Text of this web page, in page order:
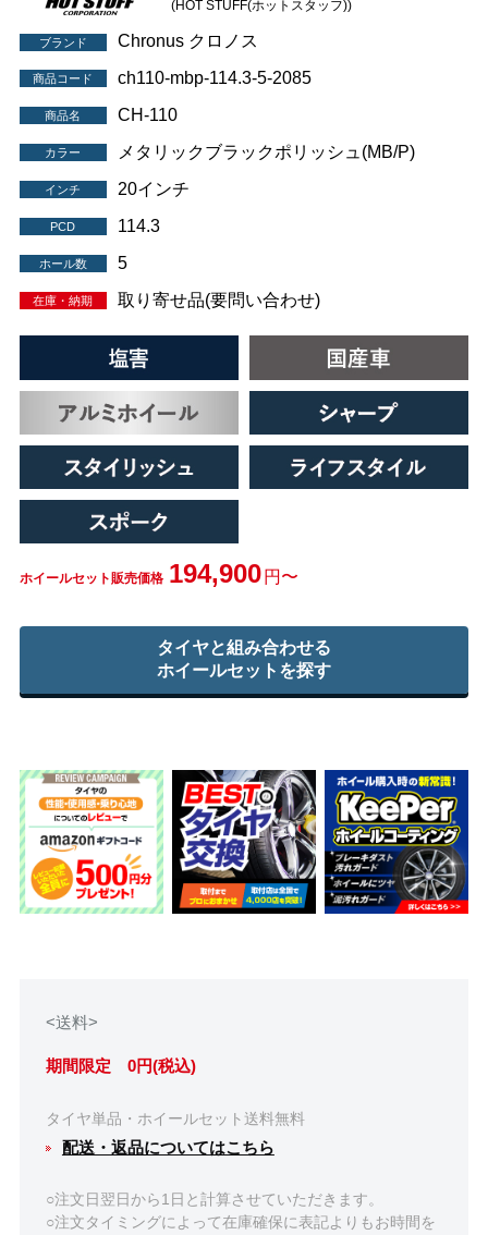
(HOT STUFF(ホットスタッフ))
ブランド Chronus クロノス
商品コード ch110-mbp-114.3-5-2085
商品名 CH-110
カラー メタリックブラックポリッシュ(MB/P)
インチ 20インチ
PCD 114.3
ホール数 5
在庫・納期 取り寄せ品(要問い合わせ)
ホイールセット販売価格 194,900 円〜
タイヤと組み合わせる
ホイールセットを探す
<送料>
期間限定 0円(税込)
タイヤ単品・ホイールセット送料無料
配送・返品についてはこちら
○注文日翌日から1日と計算させていただきます。
○注文タイミングによって在庫確保に表記よりもお時間を